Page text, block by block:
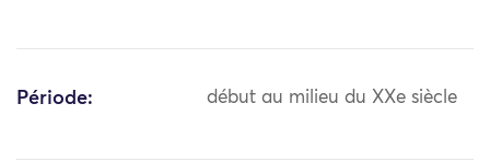
Période: début au milieu du XXe siècle